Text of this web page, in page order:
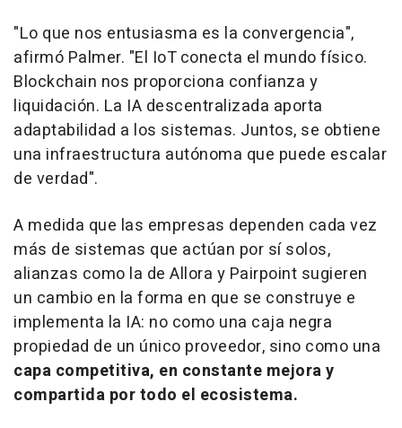
"Lo que nos entusiasma es la convergencia",
afirmó Palmer. "El IoT conecta el mundo físico.
Blockchain nos proporciona confianza y
liquidación. La IA descentralizada aporta
adaptabilidad a los sistemas. Juntos, se obtiene
una infraestructura autónoma que puede escalar
de verdad".
A medida que las empresas dependen cada vez
más de sistemas que actúan por sí solos,
alianzas como la de Allora y Pairpoint sugieren
un cambio en la forma en que se construye e
implementa la IA: no como una caja negra
propiedad de un único proveedor, sino como una
capa competitiva, en constante mejora y
compartida por todo el ecosistema.